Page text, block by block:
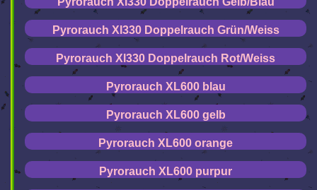
Pyrorauch Xl330 Doppelrauch Grün/Weiss
Pyrorauch Xl330 Doppelrauch Rot/Weiss
Pyrorauch XL600 blau
Pyrorauch XL600 gelb
Pyrorauch XL600 orange
Pyrorauch XL600 purpur